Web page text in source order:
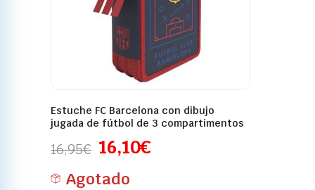
Estuche FC Barcelona con dibujo
jugada de fútbol de 3 compartimentos
16,95€ 16,10€
Agotado